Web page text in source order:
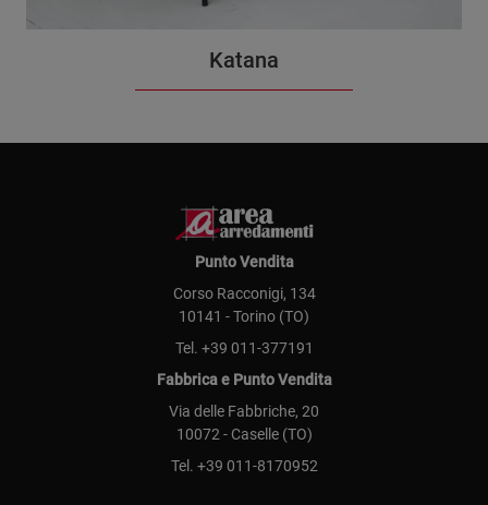
Katana
Punto Vendita
Corso Racconigi, 134
10141 - Torino (TO)
Tel. +39 011-377191
Fabbrica e Punto Vendita
Via delle Fabbriche, 20
10072 - Caselle (TO)
Tel. +39 011-8170952